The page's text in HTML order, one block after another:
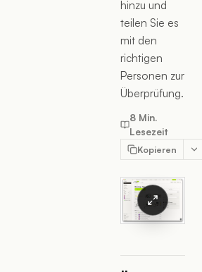
hinzu und
teilen Sie es
mit den
richtigen
Personen zur
Überprüfung.
8 Min.
Lesezeit
Kopieren